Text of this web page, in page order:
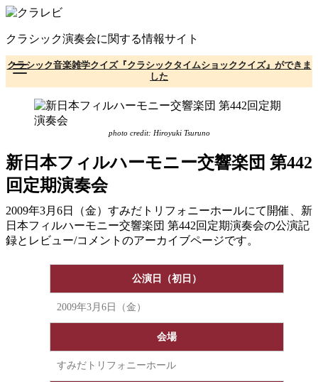
コ
テ
ン
ツ
へ
クラシック演奏会に関する情報サイト
クラシック音楽雑学クイズ『クラシックタイムショッククイズ』ができま
した
photo credit: Hiroyuki Tsuruno
新日本フィルハーモニー交響楽団 第442
回定期演奏会
2009年3月6日（金）すみだトリフォニーホールにて開催、新
日本フィルハーモニー交響楽団 第442回定期演奏会の公演記
録とレビュー/コメントのアーカイブページです。
公演日（初日）
2009年3月6日（金）
会場
すみだトリフォニーホール